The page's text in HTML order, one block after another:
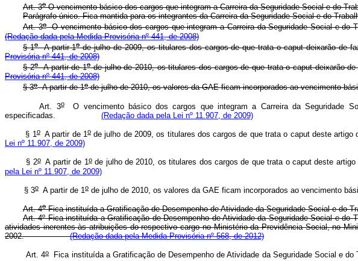
Art. 3oO vencimento básico dos cargos que integram a Carreira da Seguridade Social e do
Parágrafo único. Fica mantida para os integrantes da Carreira da Seguridade Social e do
Art. 3oO vencimento básico dos cargos que integram a Carreira da Seguridade Social e
(Redação dada pela Medida Provisória nº 441, de 2008)
§ 1oA partir 1ode julho de 2009, os titulares dos cargos de que trata o caput deixarão de
Provisória nº 441, de 2008)
§ 2oA partir de 1ode julho de 2010,os titulares dos cargos de que trata o caput deixarão
Provisória nº 441, de 2008)
§ 3oA partir de 1ode julho de 2010, os valores da GAE ficam incorporados ao vencimento
Art. 3oO vencimento básico dos cargos que integram a Carreira da Seguridade
especificadas. (Redação dada pela Lei nº 11.907, de 2009)
§ 1oA partir de 1ode julho de 2009, os titulares dos cargos de que trata o caput deste artigo
Lei nº 11.907, de 2009)
§ 2oA partir de 1ode julho de 2010, os titulares dos cargos de que trata o caput deste
pela Lei nº 11.907, de 2009)
§ 3o A partir de 1o de julho de 2010, os valores da GAE ficam incorporados ao
Art. 4oFica instituída a Gratificação de Desempenho de Atividade da Seguridade Social e do
Art. 4º Fica instituída a Gratificação de Desempenho de Atividade da Seguridade Social e
atividades inerentes às atribuições do respectivo cargo no Ministério da Previdência Social, no
2002.(Redação dada pela Medida Provisória nº 568, de 2012)
Art. 4oFica instituída a Gratificação de Desempenho de Atividade da Seguridade Social e